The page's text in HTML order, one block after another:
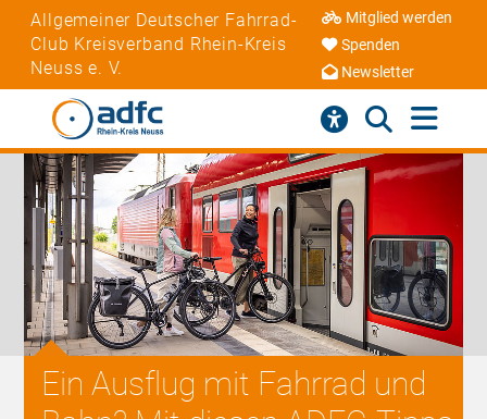
Allgemeiner Deutscher Fahrrad-
Club Kreisverband Rhein-Kreis
Neuss e. V.
Mitglied werden
Spenden
Newsletter
Ein Ausflug mit Fahrrad und